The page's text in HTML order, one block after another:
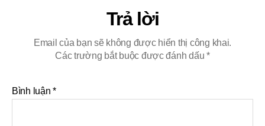
Trả lời
Email của bạn sẽ không được hiển thị công khai.
Các trường bắt buộc được đánh dấu*
Bình luận*